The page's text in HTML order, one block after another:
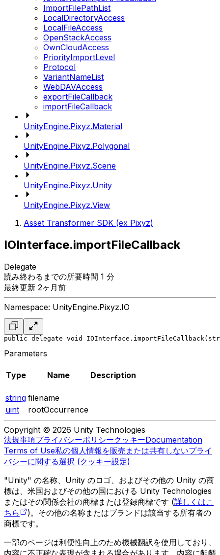
ImportFilePathList
LocalDirectoryAccess
LocalFileAccess
OpenStackAccess
OwnCloudAccess
PriorityImportLevel
Protocol
VariantNameList
WebDAVAccess
exportFileCallback
importFileCallback
UnityEngine.Pixyz.Material
UnityEngine.Pixyz.Polygonal
UnityEngine.Pixyz.Scene
UnityEngine.Pixyz.Unity
UnityEngine.Pixyz.View
Asset Transformer SDK (ex Pixyz)
IOInterface.importFileCallback
Delegate
読み終わるまでの所要時間 1 分
最終更新 2ヶ月前
Namespace: UnityEngine.Pixyz.IO
public delegate void
Parameters
Type Name Description
string filename
uint
rootOccurrence
Copyright © 2026 Unity Technologies
法規事項プライバシーポリシークッキーDocumentation
Terms of Use私の個人情報を販売または共有しないプライ
バシーに関する選択 (クッキー設定)
"Unity" の名称、Unity のロゴ、およびその他の Unity の商
標は、米国およびその他の国における Unity Technologies
またはその関係会社の商標または登録商標です (詳しくはこ
ちら
)。その他の名称またはブランドは該当する所有者の
商標です。
一部のページは利便性向上のため機械翻訳を使用しており、
内容に不正確な表現が含まれる場合があります。内容に齟齬